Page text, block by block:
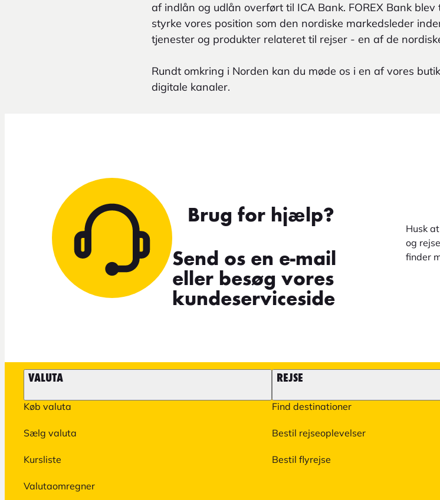
af indlån og udlån overført til ICA Bank. FOREX Bank
styrke vores position som den nordiske markedsleder
tjenester og produkter relateret til rejser - en af de
Rundt omkring i Norden kan du møde os i en af vores
digitale kanaler.
Brug for hjælp?
Send os en e-mail
eller besøg vores
kundeserviceside
Husk
og
finder
VALUTA
Køb valuta
Sælg valuta
Kursliste
Valutaomregner
REJSE
Find destinationer
Bestil rejseoplevelser
Bestil flyrejse